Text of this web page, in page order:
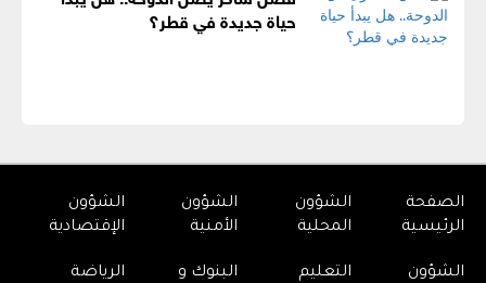
حياة جديدة في قطر؟
الصفحة
الرئيسية
الشؤون
المحلية
الشؤون
الأمنية
الشؤون
الإقتصادية
الشؤون
التعليم
البنوك و
الرياضة